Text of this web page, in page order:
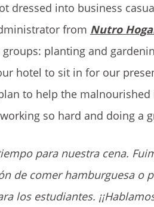
dressed into business
from Nutro
planting and
hotel to sit in for our
to help the
so hard and doing a
para nuestra cena.
de comer hamburguesa o
los estudiantes.